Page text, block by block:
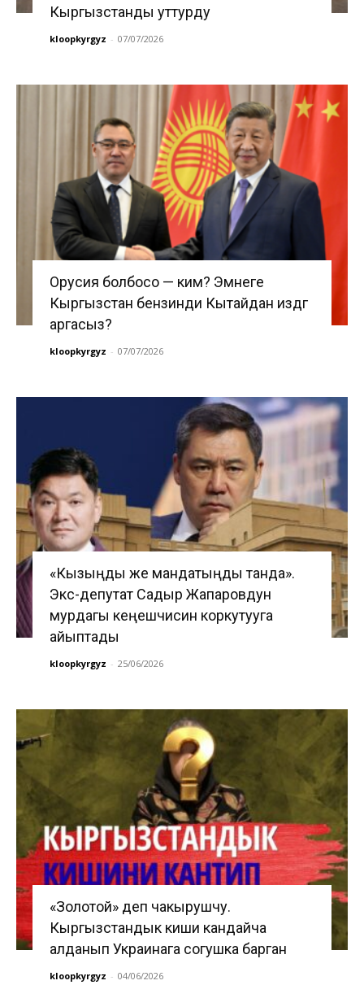
Кыргызстанды уттурду
kloopkyrgyz - 07/07/2026
Орусия болбосо — ким? Эмнеге
Кыргызстан бензинди Кытайдан издөөгө
аргасыз?
kloopkyrgyz - 07/07/2026
«Кызыңды же мандатыңды танда».
Экс-депутат Садыр Жапаровдун
мурдагы кеңешчисин коркутууга
айыптады
kloopkyrgyz - 25/06/2026
«Золотой» деп чакырушчу.
Кыргызстандык киши кандайча
алданып Украинага согушка барган
kloopkyrgyz - 04/06/2026